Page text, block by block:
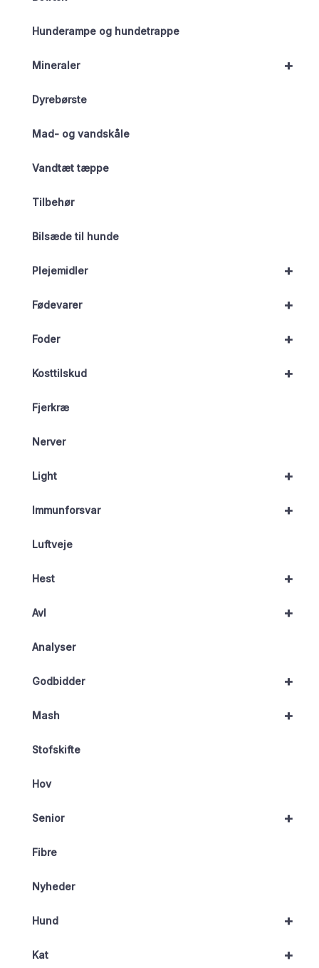
Hunderampe og hundetrappe
+
Mineraler
Dyrebørste
Mad- og vandskåle
Vandtæt tæppe
Tilbehør
Bilsæde til hunde
+
Plejemidler
+
Fødevarer
+
Foder
+
Kosttilskud
Fjerkræ
Nerver
+
Light
+
Immunforsvar
Luftveje
+
Hest
+
Avl
Analyser
+
Godbidder
+
Mash
Stofskifte
Hov
+
Senior
Fibre
Nyheder
+
Hund
+
Kat